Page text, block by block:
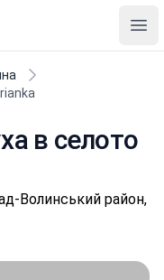
в селото
Волинський район,